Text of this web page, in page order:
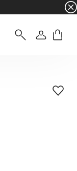
Artikel
Add